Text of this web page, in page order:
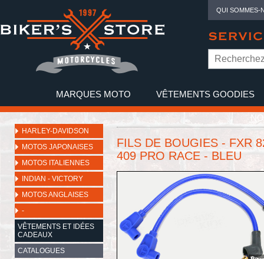
QUI SOMMES-
MARQUES MOTO VÊTEMENTS GOODIES
HARLEY-DAVIDSON
MOTOS JAPONAISES
MOTOS ITALIENNES
INDIAN - VICTORY
MOTOS ANGLAISES
-
VÊTEMENTS ET IDÉES
CADEAUX
CATALOGUES
FILS DE BOUGIES - FXR
409 PRO RACE - BLEU